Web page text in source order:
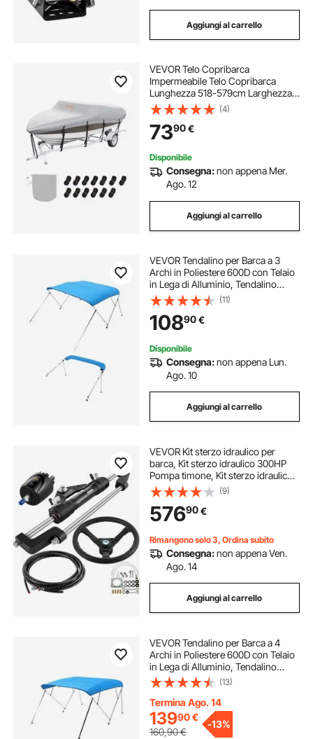
Aggiungi al carrello
VEVOR Telo Copribarca
Impermeabile Telo Copribarca
Lunghezza 518-579cm Larghezza
243cm Scafo a V Telo Protettivo per
Barca 600D Oxford Anti-UV con
Borsa Barca a Motore da Traino
Yacht
(4)
7390€
Disponibile
Consegna:non appena Mer.
Ago. 12
Aggiungi al carrello
VEVOR Tendalino per Barca a 3
Archi in Poliestere 600D con Telaio
in Lega di Alluminio, Tendalino
Parasole Impermeabile per Barca
con Borsa Portaoggetti, Larghezza
185 a 198 cm Blu Pacifico
(11)
10890€
Disponibile
Consegna:non appena Lun.
Ago. 10
Aggiungi al carrello
VEVOR Kit sterzo idraulico per
barca, Kit sterzo idraulico 300HP
Pompa timone, Kit sterzo idraulico
fuoribordo con tubo sterzo idraulico
da 14 piedi per sistema di sterzo
barca
(9)
57690€
Rimangono solo 3, Ordina subito
Consegna:non appena Ven.
Ago. 14
Aggiungi al carrello
VEVOR Tendalino per Barca a 4
Archi in Poliestere 600D con Telaio
in Lega di Alluminio, Tendalino
Parasole Impermeabile per Barca
con Borsa Portaoggetti, Larghezza
201 a 213 cm Blu Pacifico
(13)
Termina Ago. 14
13990€
160,90€
-13%